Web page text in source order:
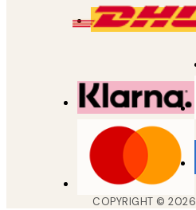
COPYRIGHT ©2026